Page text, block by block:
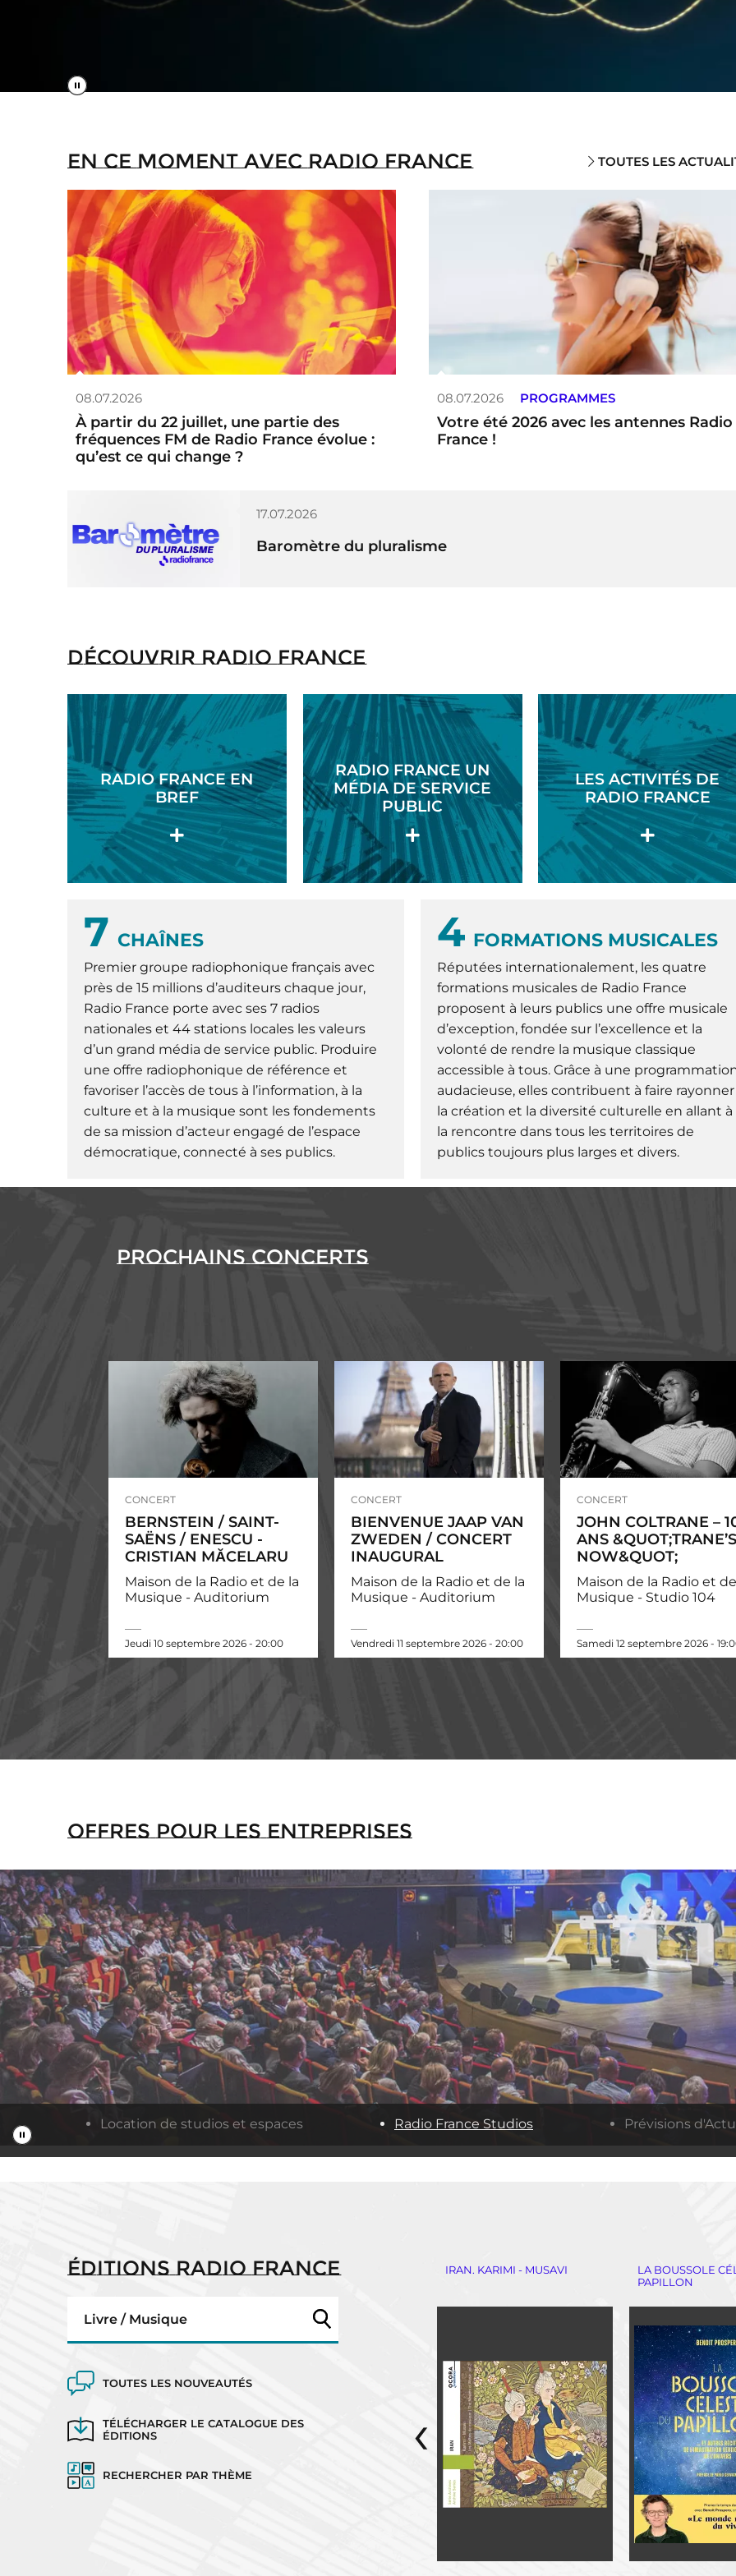
En ce moment avec Radio France TOUTES LES
À partir du 22 juillet, une partie des
fréquences FM de Radio France évolue :
qu’est ce qui change ?
08.07.2026
Votre été 2026 avec les antennes Radio
France !
PROGRAMMES
08.07.2026
Baromètre du pluralisme
17.07.2026
Découvrir Radio France
RADIO FRANCE EN
BREF
RADIO FRANCE UN
MÉDIA DE SERVICE
PUBLIC
LES ACTIVITÉS DE
RADIO FRANCE
7 CHAÎNES
Premier groupe radiophonique français avec
près de 15 millions d’auditeurs chaque jour,
Radio France porte avec ses 7 radios
nationales et 44 stations locales les valeurs
d’un grand média de service public. Produire
une offre radiophonique de référence et
favoriser l’accès de tous à l’information, à la
culture et à la musique sont les fondements
de sa mission d’acteur engagé de l’espace
démocratique, connecté à ses publics.
4 FORMATIONS MUSICALES
Réputées internationalement, les quatre
formations musicales de Radio France
proposent à leurs publics une offre musicale
d’exception, fondée sur l’excellence et la
volonté de rendre la musique classique
accessible à tous. Grâce à une
audacieuse, elles contribuent à faire rayonner
la création et la diversité culturelle en allant à
la rencontre dans tous les territoires de
publics toujours plus larges et divers.
Prochains concerts
BERNSTEIN / SAINT-
SAËNS / ENESCU -
CRISTIAN MĂCELARU
Maison de la Radio et de la
Musique - Auditorium
CONCERT
Jeudi 10 septembre 2026 - 20:00
BIENVENUE JAAP VAN
ZWEDEN / CONCERT
INAUGURAL
Maison de la Radio et de la
Musique - Auditorium
CONCERT
Vendredi 11 septembre 2026 - 20:00
JOHN COLTRANE –
ANS &QUOT;TRANE’S
NOW&QUOT;
Maison de la Radio et
Musique - Studio 104
CONCERT
Samedi 12 septembre 2026 -
Offres pour les entreprises
Location de studios et espaces Radio France Studios Prévisions
ÉDITIONS RADIO FRANCE
TOUTES LES NOUVEAUTÉS
TÉLÉCHARGER LE CATALOGUE DES
ÉDITIONS
RECHERCHER PAR THÈME
CAHIER DE VACANCES
ALFRED DREYFUS, LE
IRAN. KARIMI - MUSAVI
LA BOUSSOLE
PAPILLON
‹